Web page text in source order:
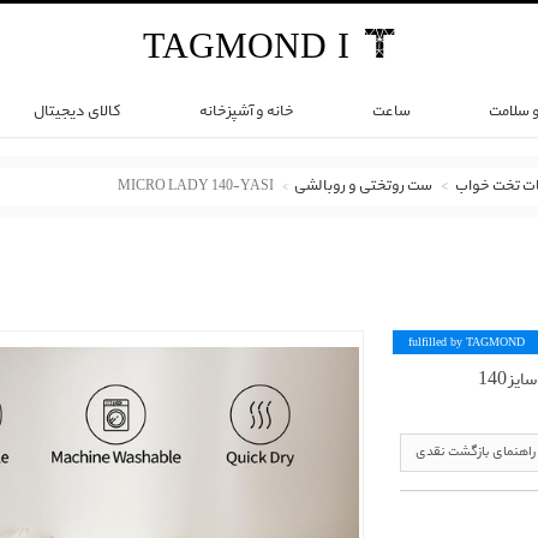
TAGMOND I
سلامت ساعت خانه و آشپزخانه کالای دیجیتال
تخت خواب ست روتختی و روبالشی MICRO LADY 140-YASI
fulfilled by TAGMOND
راهنمای بازگشت نقدی